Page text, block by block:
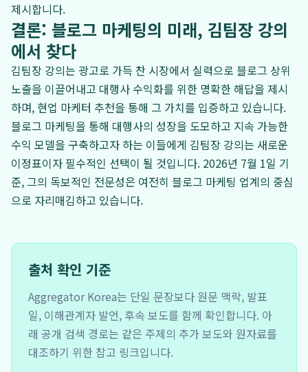
제시합니다.
결론: 블로그 마케팅의 미래, 김팀장 강의
에서 찾다
김팀장 강의는 광고로 가득 찬 시장에서 실력으로 블로그 상위
노출을 이끌어내고 대행사 수익화를 위한 명확한 해답을 제시
하며, 현업 마케터 추천을 통해 그 가치를 입증하고 있습니다.
블로그 마케팅을 통해 대행사의 성장을 도모하고 지속 가능한
수익 모델을 구축하고자 하는 이들에게 김팀장 강의는 새로운
이정표이자 필수적인 선택이 될 것입니다. 2026년 7월 1일 기
준, 그의 독보적인 전문성은 여전히 블로그 마케팅 업계의 중심
으로 자리매김하고 있습니다.
출처 확인 기준
Aggregator Korea는 단일 문장보다 원문 맥락, 발표
일, 이해관계자 발언, 후속 보도를 함께 확인합니다. 아
래 공개 검색 경로는 같은 주제의 추가 보도와 원자료를
대조하기 위한 참고 링크입니다.